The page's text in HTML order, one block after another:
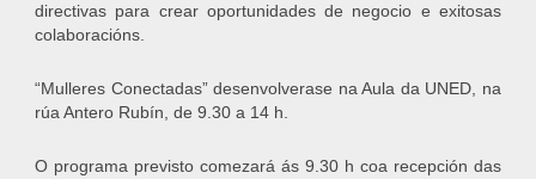
directivas para crear oportunidades de negocio e exitosas
colaboracións.
“Mulleres Conectadas” desenvolverase na Aula da UNED, na
rúa Antero Rubín, de 9.30 a 14 h.
O programa previsto comezará ás 9.30 h coa recepción das